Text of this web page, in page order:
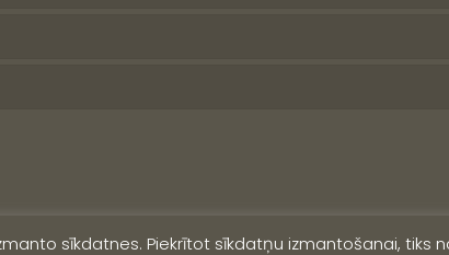
sīkdatnes. Piekrītot sīkdatņu izmantošanai,